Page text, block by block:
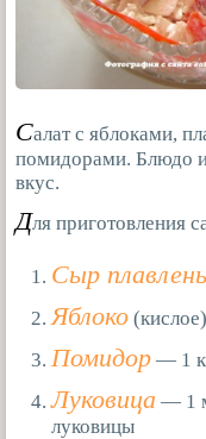
Салат с яблоками,
помидорами. Блюдо
вкус.
Для приготовления
Сыр
Яблоко
Помидор — 1
Луковица — 1
луковицы